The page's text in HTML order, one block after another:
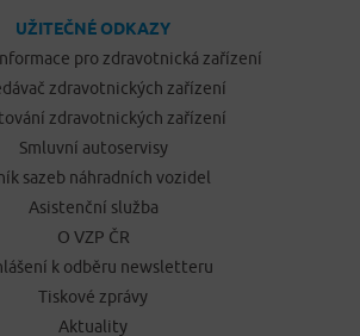
UŽITEČNÉ ODKAZY
pro zdravotnická zařízení
zdravotnických zařízení
zdravotnických zařízení
Smluvní autoservisy
sazeb náhradních vozidel
Asistenční služba
O VZP ČR
k odběru newsletteru
Tiskové zprávy
Aktuality